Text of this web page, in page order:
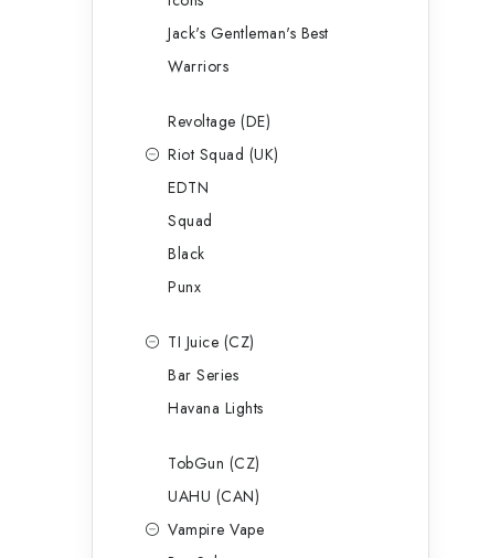
Jack's Gentleman's Best
Warriors
Revoltage (DE)
Riot Squad (UK)
EDTN
Squad
Black
Punx
TI Juice (CZ)
Bar Series
Havana Lights
TobGun (CZ)
UAHU (CAN)
Vampire Vape